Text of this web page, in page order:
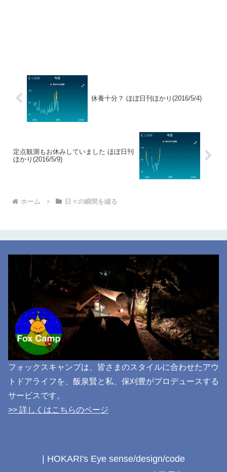
休養十分？ ほぼ日刊ほかり(2016/5/4)
定点観測もお休みしていました ほぼ日刊
ほかり(2016/5/9)
ホーム 日々の瞬間を綴る
フォックスキャンプは、皆さまのスタイルに合わせたアウ
トドアライフを、飯泉賢と私、保刈豊がプロデュースする
サービスです。
>> 詳しくはこちらのページ
| HOKARI's Eye sense/design/code